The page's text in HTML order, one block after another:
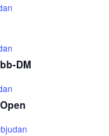
DM